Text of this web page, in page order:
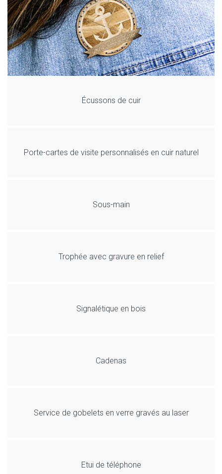
Écussons de cuir
Porte-cartes de visite personnalisés en cuir naturel
Sous-main
Trophée avec gravure en relief
Signalétique en bois
Cadenas
Service de gobelets en verre gravés au laser
Etui de téléphone